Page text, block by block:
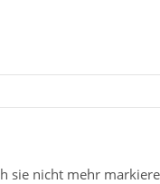
sie nicht mehr